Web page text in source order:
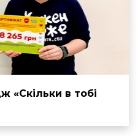
«Скільки в тобі